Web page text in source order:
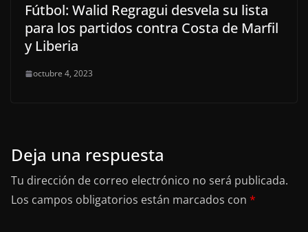
Fútbol: Walid Regragui desvela su lista
para los partidos contra Costa de Marfil
y Liberia
octubre 4, 2023
Deja una respuesta
Tu dirección de correo electrónico no será publicada.
Los campos obligatorios están marcados con *